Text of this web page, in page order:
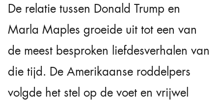
De relatie tussen Donald Trump en
Marla Maples groeide uit tot een van
de meest besproken liefdesverhalen van
die tijd. De Amerikaanse roddelpers
volgde het stel op de voet en vrijwel